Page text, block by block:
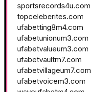
sportsrecords4u.com
topceleberites.com
ufabetting8m4.com
ufabetunionum3.com
ufabetvalueum3.com
ufabetvaultm7.com
ufabetvillageum7.com
ufabetvoicem3.com